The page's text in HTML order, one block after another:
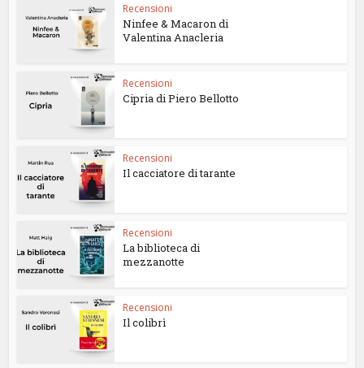
Recensioni
Ninfee & Macaron di
Valentina Anacleria
Recensioni
Cipria di Piero Bellotto
Recensioni
Il cacciatore di tarante
Recensioni
La biblioteca di
mezzanotte
Recensioni
Il colibrì